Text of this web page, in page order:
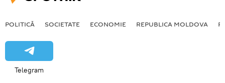
POLITICĂ SOCIETATE ECONOMIE REPUBLICA MOLDOVA
Telegram